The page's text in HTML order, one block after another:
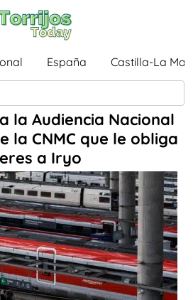
España Castilla-La
la Audiencia Nacional
la CNMC que le obliga
a Iryo